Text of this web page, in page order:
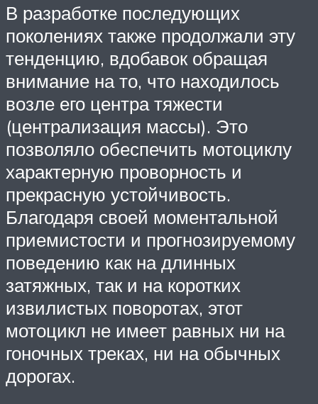
В разработке последующих
поколениях также продолжали эту
тенденцию, вдобавок обращая
внимание на то, что находилось
возле его центра тяжести
(централизация массы). Это
позволяло обеспечить мотоциклу
характерную проворность и
прекрасную устойчивость.
Благодаря своей моментальной
приемистости и прогнозируемому
поведению как на длинных
затяжных, так и на коротких
извилистых поворотах, этот
мотоцикл не имеет равных ни на
гоночных треках, ни на обычных
дорогах.